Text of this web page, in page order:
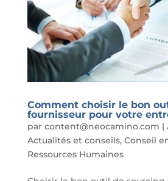
Comment choisir le bon
fournisseur pour votre
par content@neocamino.com |
Actualités et conseils, Conseil
Ressources Humaines